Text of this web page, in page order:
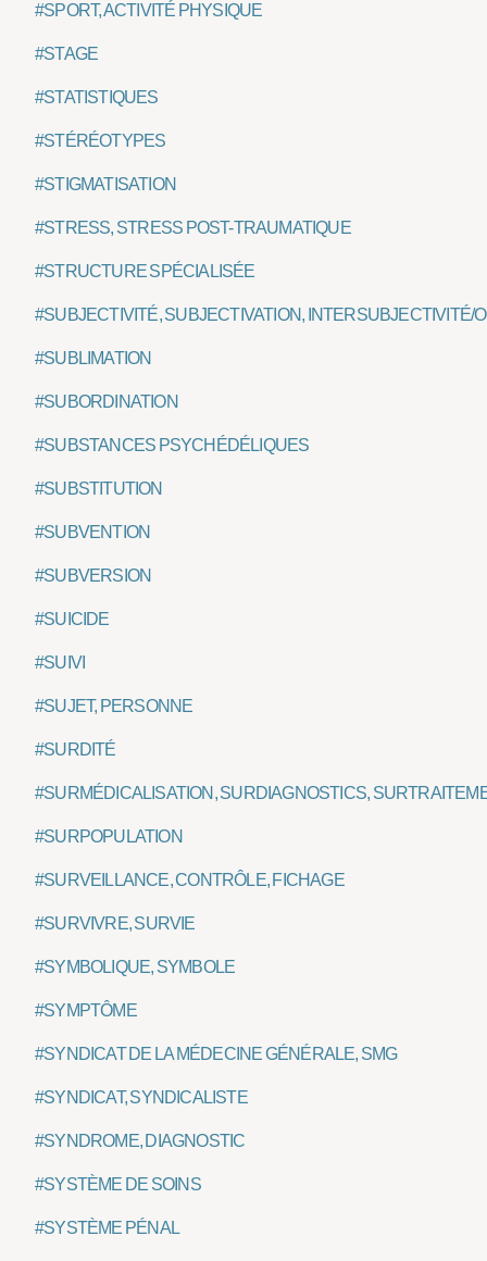
#SPORT, ACTIVITÉ PHYSIQUE
#STAGE
#STATISTIQUES
#STÉRÉOTYPES
#STIGMATISATION
#STRESS, STRESS POST-TRAUMATIQUE
#STRUCTURE SPÉCIALISÉE
#SUBJECTIVITÉ, SUBJECTIVATION, INTERSUBJECTIVITÉ/
#SUBLIMATION
#SUBORDINATION
#SUBSTANCES PSYCHÉDÉLIQUES
#SUBSTITUTION
#SUBVENTION
#SUBVERSION
#SUICIDE
#SUIVI
#SUJET, PERSONNE
#SURDITÉ
#SURMÉDICALISATION, SURDIAGNOSTICS,
#SURPOPULATION
#SURVEILLANCE, CONTRÔLE, FICHAGE
#SURVIVRE, SURVIE
#SYMBOLIQUE, SYMBOLE
#SYMPTÔME
#SYNDICAT DE LA MÉDECINE GÉNÉRALE, SMG
#SYNDICAT, SYNDICALISTE
#SYNDROME, DIAGNOSTIC
#SYSTÈME DE SOINS
#SYSTÈME PÉNAL